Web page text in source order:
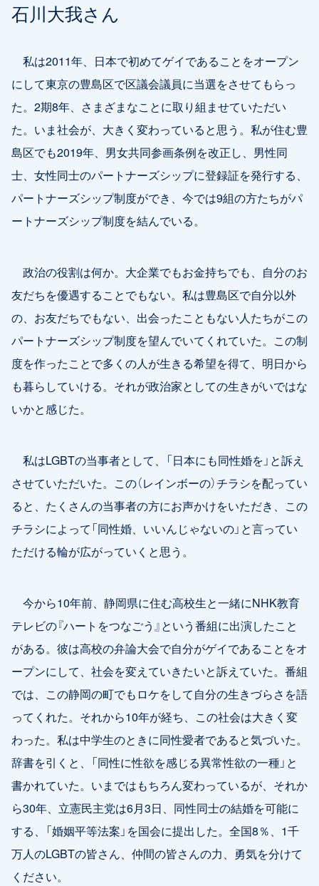
石川大我さん
私は2011年、日本で初めてゲイであることをオープン
にして東京の豊島区で区議会議員に当選をさせてもらっ
た。2期8年、さまざまなことに取り組ませていただい
た。いま社会が、大きく変わっていると思う。私が住む豊
島区でも2019年、男女共同参画条例を改正し、男性同
士、女性同士のパートナーズシップに登録証を発行する、
パートナーズシップ制度ができ、今では9組の方たちがパ
ートナーズシップ制度を結んでいる。
政治の役割は何か。大企業でもお金持ちでも、自分のお
友だちを優遇することでもない。私は豊島区で自分以外
の、お友だちでもない、出会ったこともない人たちがこの
パートナーズシップ制度を望んでいてくれていた。この制
度を作ったことで多くの人が生きる希望を得て、明日から
も暮らしていける。それが政治家としての生きがいではな
いかと感じた。
私はLGBTの当事者として、「日本にも同性婚を」と訴え
させていただいた。この（レインボーの）チラシを配ってい
ると、たくさんの当事者の方にお声かけをいただき、この
チラシによって「同性婚、いいんじゃないの」と言ってい
ただける輪が広がっていくと思う。
今から10年前、静岡県に住む高校生と一緒にNHK教育
テレビの『ハートをつなごう』という番組に出演したこと
がある。彼は高校の弁論大会で自分がゲイであることをオ
ープンにして、社会を変えていきたいと訴えていた。番組
では、この静岡の町でもロケをして自分の生きづらさを語
ってくれた。それから10年が経ち、この社会は大きく変
わった。私は中学生のときに同性愛者であると気づいた。
辞書を引くと、「同性に性欲を感じる異常性欲の一種」と
書かれていた。いまではもちろん変わっているが、それか
ら30年、立憲民主党は6月3日、同性同士の結婚を可能に
する、「婚姻平等法案」を国会に提出した。全国8％、1千
万人のLGBTの皆さん、仲間の皆さんの力、勇気を分けて
ください。